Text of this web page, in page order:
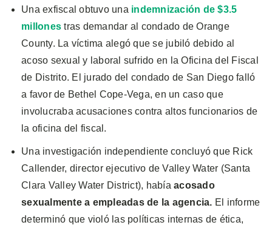
Una exfiscal obtuvo una indemnización de $3.5
millones tras demandar al condado de Orange
County. La víctima alegó que se jubiló debido al
acoso sexual y laboral sufrido en la Oficina del Fiscal
de Distrito. El jurado del condado de San Diego falló
a favor de Bethel Cope-Vega, en un caso que
involucraba acusaciones contra altos funcionarios de
la oficina del fiscal.
Una investigación independiente concluyó que Rick
Callender, director ejecutivo de Valley Water (Santa
Clara Valley Water District), había acosado
sexualmente a empleadas de la agencia. El informe
determinó que violó las políticas internas de ética,